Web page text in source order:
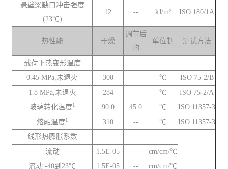
悬壁梁缺口冲击强度
(23℃)
12 -- kJ/m² ISO 180/1A
热性能 干燥
调节后
的
单位制 测试方法
载荷下热变形温度
0.45 MPa,未退火
300 -- ℃
ISO 75-2/B
1.8 MPa,未退火
284 -- ℃
ISO 75-2/A
玻璃转化温度1 90.0 45.0 ℃
ISO 11357-3
熔融温度1 310 -- ℃
ISO 11357-3
线形热膨胀系数
流动
1.5E-05 --
cm/cm/℃
流动:-40到23℃
1.5E-05 -- cm/cm/℃